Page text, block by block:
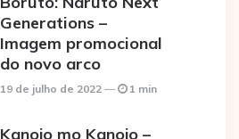
Generations –
Imagem promocional
do novo arco
19 de julho de 2022 1 min
Kanojo mo Kanojo –